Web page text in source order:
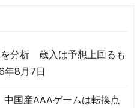
分析 歳入は予想上回るも
年8月7日
国産AAAゲームは転換点